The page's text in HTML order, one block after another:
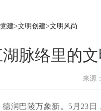
建>文明创建>文明风尚
湖脉络里的
来源
润巴陵万象新。5月23